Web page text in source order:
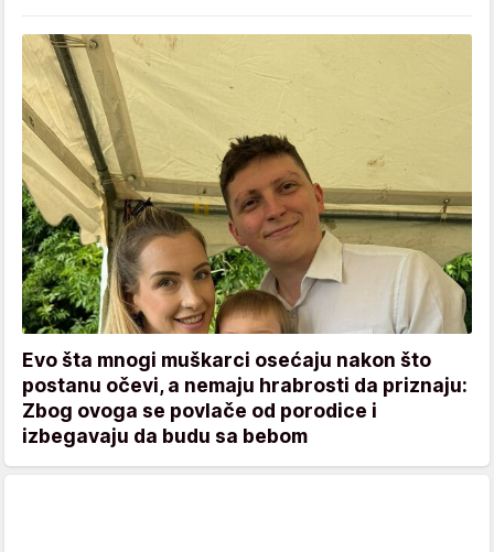
Evo šta mnogi muškarci osećaju nakon što
postanu očevi, a nemaju hrabrosti da priznaju:
Zbog ovoga se povlače od porodice i
izbegavaju da budu sa bebom